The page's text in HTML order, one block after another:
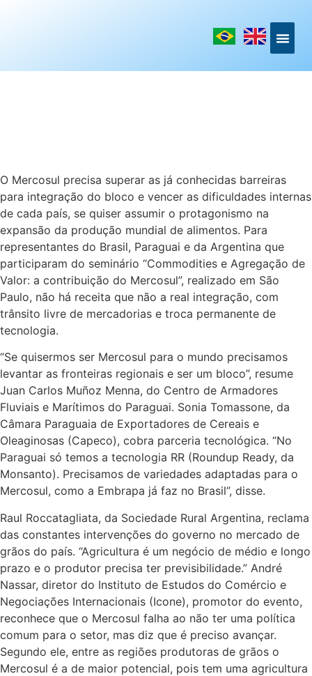
O Mercosul precisa superar as já conhecidas barreiras
para integração do bloco e vencer as dificuldades internas
de cada país, se quiser assumir o protagonismo na
expansão da produção mundial de alimentos. Para
representantes do Brasil, Paraguai e da Argentina que
participaram do seminário “Commodities e Agregação de
Valor: a contribuição do Mercosul”, realizado em São
Paulo, não há receita que não a real integração, com
trânsito livre de mercadorias e troca permanente de
tecnologia.
“Se quisermos ser Mercosul para o mundo precisamos
levantar as fronteiras regionais e ser um bloco”, resume
Juan Carlos Muñoz Menna, do Centro de Armadores
Fluviais e Marítimos do Paraguai. Sonia Tomassone, da
Câmara Paraguaia de Exportadores de Cereais e
Oleaginosas (Capeco), cobra parceria tecnológica. “No
Paraguai só temos a tecnologia RR (Roundup Ready, da
Monsanto). Precisamos de variedades adaptadas para o
Mercosul, como a Embrapa já faz no Brasil”, disse.
Raul Roccatagliata, da Sociedade Rural Argentina, reclama
das constantes intervenções do governo no mercado de
grãos do país. “Agricultura é um negócio de médio e longo
prazo e o produtor precisa ter previsibilidade.” André
Nassar, diretor do Instituto de Estudos do Comércio e
Negociações Internacionais (Icone), promotor do evento,
reconhece que o Mercosul falha ao não ter uma política
comum para o setor, mas diz que é preciso avançar.
Segundo ele, entre as regiões produtoras de grãos o
Mercosul é a de maior potencial, pois tem uma agricultura